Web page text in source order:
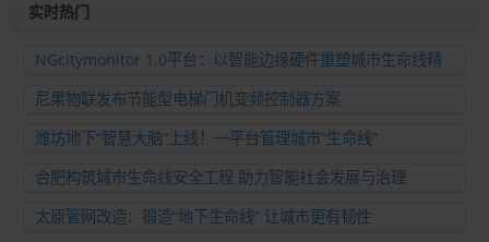
实时热门
NGcitymonitor 1.0平台：以智能边缘硬件重塑城市生命线精
准运维新范式
尼果物联发布节能型电梯门机变频控制器方案
潍坊地下“智慧大脑”上线！一平台管理城市“生命线”
合肥构筑城市生命线安全工程 助力智能社会发展与治理
太原管网改造：锻造“地下生命线” 让城市更有韧性